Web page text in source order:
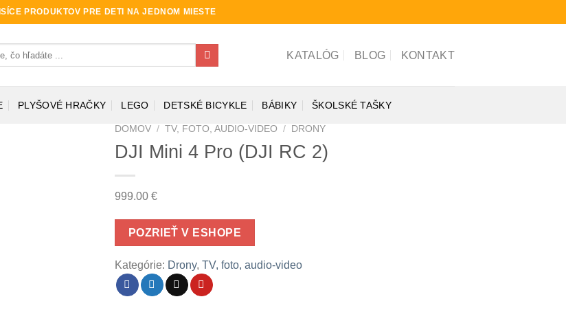
PRODUKTOV PRE DETI NA JEDNOM MIESTE
KATALÓG BLOG KONTAKT
PLYŠOVÉ HRAČKY LEGO DETSKÉ BICYKLE BÁBIKY ŠKOLSKÉ TAŠKY
DOMOV / TV, FOTO, AUDIO-VIDEO / DRONY
DJI Mini 4 Pro (DJI RC 2)
999.00 €
POZRIEŤ V ESHOPE
Kategórie: Drony, TV, foto, audio-video